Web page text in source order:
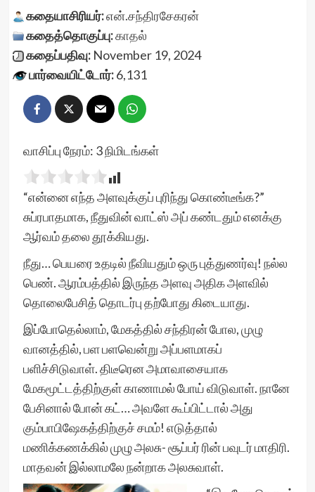
கதையாசிரியர்:என்.சந்திரசேகரன்
கதைத்தொகுப்பு:காதல்
கதைப்பதிவு:November 19, 2024
பார்வையிட்டோர்:6,131
வாசிப்பு நேரம்: 3நிமிடங்கள்
“என்னை எந்த அளவுக்குப் புரிந்து கொண்டீங்க?”
சுப்ரபாதமாக, நீதுவின் வாட்ஸ் அப் கண்டதும் எனக்கு
ஆர்வம் தலை தூக்கியது.
நீது… பெயரை உதடில் நீவியதும் ஒரு புத்துணர்வு! நல்ல
பெண். ஆரம்பத்தில் இருந்த அளவு அதிக அளவில்
தொலைபேசித் தொடர்பு தற்போது கிடையாது.
இப்போதெல்லாம், மேகத்தில் சந்திரன் போல, முழு
வானத்தில், பள பளவென்று அப்பளமாகப்
பளிச்சிடுவாள். திடீரென அமாவாசையாக
மேகமூட்டத்திற்குள் காணாமல் போய் விடுவாள். நானே
பேசினால் போன் கட்… அவளே கூப்பிட்டால் அது
கும்பாபிஷேகத்திற்குச் சமம்! எடுத்தால்
மணிக்கணக்கில் முழு அலசு- சூப்பர் ரின் பவுடர் மாதிரி.
மாதவன் இல்லாமலே நன்றாக அலசுவாள்.